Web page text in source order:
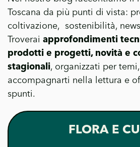
Toscana da più punti di vista:
coltivazione, sostenibilità,
Troverai approfondimenti
prodotti e progetti, novità e
stagionali, organizzati per
accompagnarti nella lettura e
spunti.
FLORA E